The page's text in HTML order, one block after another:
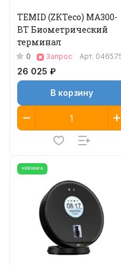
TEMID (ZKTeco) MA300-
BT Биометрический
терминал
0 Запрос Арт.
26 025 ₽
В корзину
НОВИНКА